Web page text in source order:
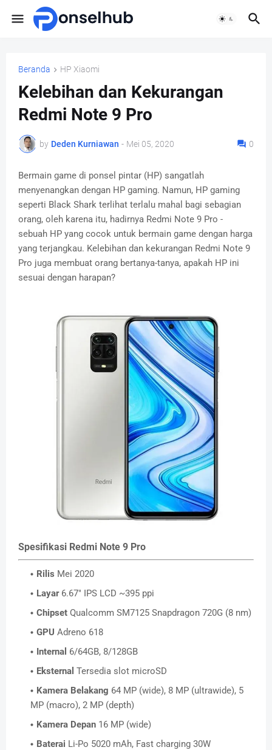
Beranda HP Xiaomi
Kelebihan dan Kekurangan
Redmi Note 9 Pro
by Deden Kurniawan - Mei 05, 2020 0
Bermain game di ponsel pintar (HP) sangatlah
menyenangkan dengan HP gaming. Namun, HP gaming
seperti Black Shark terlihat terlalu mahal bagi sebagian
orang, oleh karena itu, hadirnya Redmi Note 9 Pro -
sebuah HP yang cocok untuk bermain game dengan harga
yang terjangkau. Kelebihan dan kekurangan Redmi Note 9
Pro juga membuat orang bertanya-tanya, apakah HP ini
sesuai dengan harapan?
Spesifikasi Redmi Note 9 Pro
Rilis Mei 2020
Layar6.67" IPS LCD ~395 ppi
Chipset Qualcomm SM7125 Snapdragon 720G (8 nm)
GPU Adreno 618
Internal 6/64GB, 8/128GB
Eksternal Tersedia slot microSD
Kamera Belakang 64 MP (wide), 8 MP (ultrawide), 5
MP (macro), 2 MP (depth)
Kamera Depan 16 MP (wide)
Baterai Li-Po 5020 mAh, Fast charging 30W